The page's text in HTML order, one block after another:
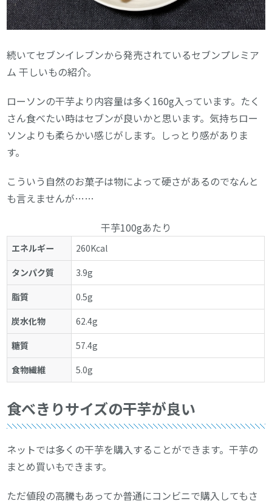
続いてセブンイレブンから発売されているセブンプレミア
ム 干しいもの紹介。
ローソンの干芋より内容量は多く160g入っています。たく
さん食べたい時はセブンが良いかと思います。気持ちロー
ソンよりも柔らかい感じがします。しっとり感がありま
す。
こういう自然のお菓子は物によって硬さがあるのでなんと
も言えませんが……
干芋100gあたり
エネルギー
260Kcal
タンパク質
3.9g
脂質
0.5g
炭水化物
62.4g
糖質
57.4g
食物繊維
5.0g
食べきりサイズの干芋が良い
ネットでは多くの干芋を購入することができます。干芋の
まとめ買いもできます。
ただ値段の高騰もあってか普通にコンビニで購入してもさ